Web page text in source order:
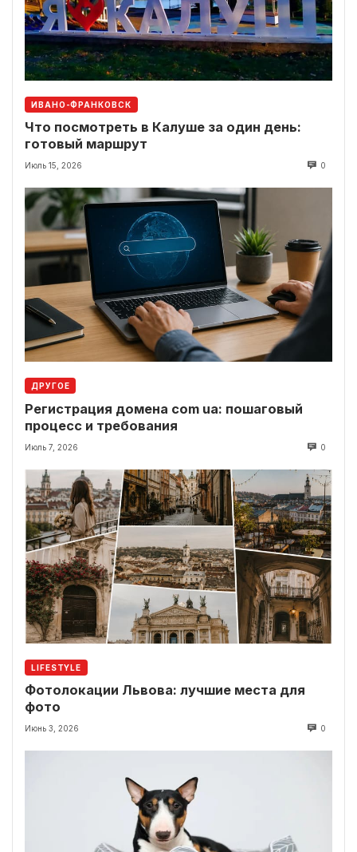
ИВАНО-ФРАНКОВСК
Что посмотреть в Калуше за один день:
готовый маршрут
Июль 15, 2026 0
ДРУГОЕ
Регистрация домена com ua: пошаговый
процесс и требования
Июль 7, 2026 0
LIFESTYLE
Фотолокации Львова: лучшие места для
фото
Июнь 3, 2026 0